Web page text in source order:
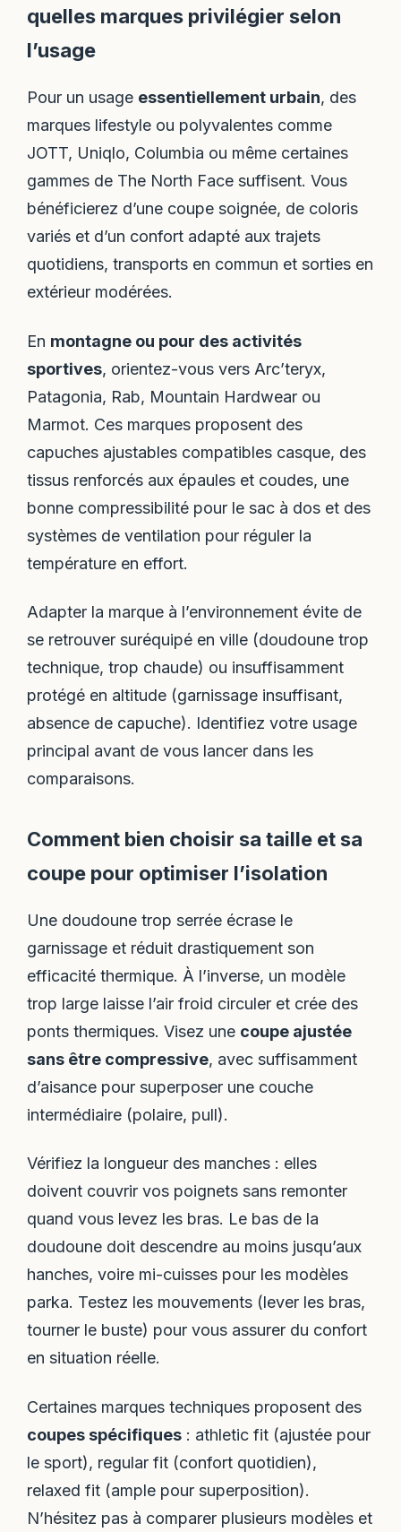
quelles marques privilégier selon
l’usage
Pour un usage essentiellement urbain, des
marques lifestyle ou polyvalentes comme
JOTT, Uniqlo, Columbia ou même certaines
gammes de The North Face suffisent. Vous
bénéficierez d’une coupe soignée, de coloris
variés et d’un confort adapté aux trajets
quotidiens, transports en commun et sorties en
extérieur modérées.
En montagne ou pour des activités
sportives, orientez-vous vers Arc’teryx,
Patagonia, Rab, Mountain Hardwear ou
Marmot. Ces marques proposent des
capuches ajustables compatibles casque, des
tissus renforcés aux épaules et coudes, une
bonne compressibilité pour le sac à dos et des
systèmes de ventilation pour réguler la
température en effort.
Adapter la marque à l’environnement évite de
se retrouver suréquipé en ville (doudoune trop
technique, trop chaude) ou insuffisamment
protégé en altitude (garnissage insuffisant,
absence de capuche). Identifiez votre usage
principal avant de vous lancer dans les
comparaisons.
Comment bien choisir sa taille et sa
coupe pour optimiser l’isolation
Une doudoune trop serrée écrase le
garnissage et réduit drastiquement son
efficacité thermique. À l’inverse, un modèle
trop large laisse l’air froid circuler et crée des
ponts thermiques. Visez une coupe ajustée
sans être compressive, avec suffisamment
d’aisance pour superposer une couche
intermédiaire (polaire, pull).
Vérifiez la longueur des manches : elles
doivent couvrir vos poignets sans remonter
quand vous levez les bras. Le bas de la
doudoune doit descendre au moins jusqu’aux
hanches, voire mi-cuisses pour les modèles
parka. Testez les mouvements (lever les bras,
tourner le buste) pour vous assurer du confort
en situation réelle.
Certaines marques techniques proposent des
coupes spécifiques : athletic fit (ajustée pour
le sport), regular fit (confort quotidien),
relaxed fit (ample pour superposition).
N’hésitez pas à comparer plusieurs modèles et